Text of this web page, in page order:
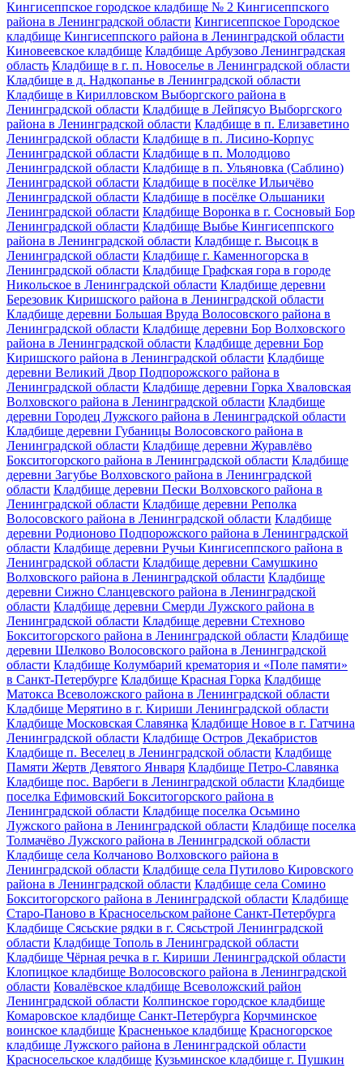
Кингисеппское городское кладбище № 2 Кингисеппского
района в Ленинградской области Кингисеппское Городское
кладбище Кингисеппского района в Ленинградской области
Киновеевское кладбище Кладбище Арбузово Ленинградская
область Кладбище в г. п. Новоселье в Ленинградской области
Кладбище в д. Надкопанье в Ленинградской области
Кладбище в Кирилловском Выборгского района в
Ленинградской области Кладбище в Лейпясуо Выборгского
района в Ленинградской области Кладбище в п. Елизаветино
Ленинградской области Кладбище в п. Лисино-Корпус
Ленинградской области Кладбище в п. Молодцово
Ленинградской области Кладбище в п. Ульяновка (Саблино)
Ленинградской области Кладбище в посёлке Ильичёво
Ленинградской области Кладбище в посёлке Ольшаники
Ленинградской области Кладбище Воронка в г. Сосновый Бор
Ленинградской области Кладбище Выбье Кингисеппского
района в Ленинградской области Кладбище г. Высоцк в
Ленинградской области Кладбище г. Каменногорска в
Ленинградской области Кладбище Графская гора в городе
Никольское в Ленинградской области Кладбище деревни
Березовик Киришского района в Ленинградской области
Кладбище деревни Большая Вруда Волосовского района в
Ленинградской области Кладбище деревни Бор Волховского
района в Ленинградской области Кладбище деревни Бор
Киришского района в Ленинградской области Кладбище
деревни Великий Двор Подпорожского района в
Ленинградской области Кладбище деревни Горка Хваловская
Волховского района в Ленинградской области Кладбище
деревни Городец Лужского района в Ленинградской области
Кладбище деревни Губаницы Волосовского района в
Ленинградской области Кладбище деревни Журавлёво
Бокситогорского района в Ленинградской области Кладбище
деревни Загубье Волховского района в Ленинградской
области Кладбище деревни Пески Волховского района в
Ленинградской области Кладбище деревни Реполка
Волосовского района в Ленинградской области Кладбище
деревни Родионово Подпорожского района в Ленинградской
области Кладбище деревни Ручьи Кингисеппского района в
Ленинградской области Кладбище деревни Самушкино
Волховского района в Ленинградской области Кладбище
деревни Сижно Сланцевского района в Ленинградской
области Кладбище деревни Смерди Лужского района в
Ленинградской области Кладбище деревни Стехново
Бокситогорского района в Ленинградской области Кладбище
деревни Шелково Волосовского района в Ленинградской
области Кладбище Колумбарий крематория и «Поле памяти»
в Санкт-Петербурге Кладбище Красная Горка Кладбище
Матокса Всеволожского района в Ленинградской области
Кладбище Мерятино в г. Кириши Ленинградской области
Кладбище Московская Славянка Кладбище Новое в г. Гатчина
Ленинградской области Кладбище Остров Декабристов
Кладбище п. Веселец в Ленинградской области Кладбище
Памяти Жертв Девятого Января Кладбище Петро-Славянка
Кладбище пос. Варбеги в Ленинградской области Кладбище
поселка Ефимовский Бокситогорского района в
Ленинградской области Кладбище поселка Осьмино
Лужского района в Ленинградской области Кладбище поселка
Толмачёво Лужского района в Ленинградской области
Кладбище села Колчаново Волховского района в
Ленинградской области Кладбище села Путилово Кировского
района в Ленинградской области Кладбище села Сомино
Бокситогорского района в Ленинградской области Кладбище
Старо-Паново в Красносельском районе Санкт-Петербурга
Кладбище Сясьские рядки в г. Сясьстрой Ленинградской
области Кладбище Тополь в Ленинградской области
Кладбище Чёрная речка в г. Кириши Ленинградской области
Клопицкое кладбище Волосовского района в Ленинградской
области Ковалёвское кладбище Всеволожский район
Ленинградской области Колпинское городское кладбище
Комаровское кладбище Санкт-Петербурга Корчминское
воинское кладбище Красненькое кладбище Красногорское
кладбище Лужского района в Ленинградской области
Красносельское кладбище Кузьминское кладбище г. Пушкин